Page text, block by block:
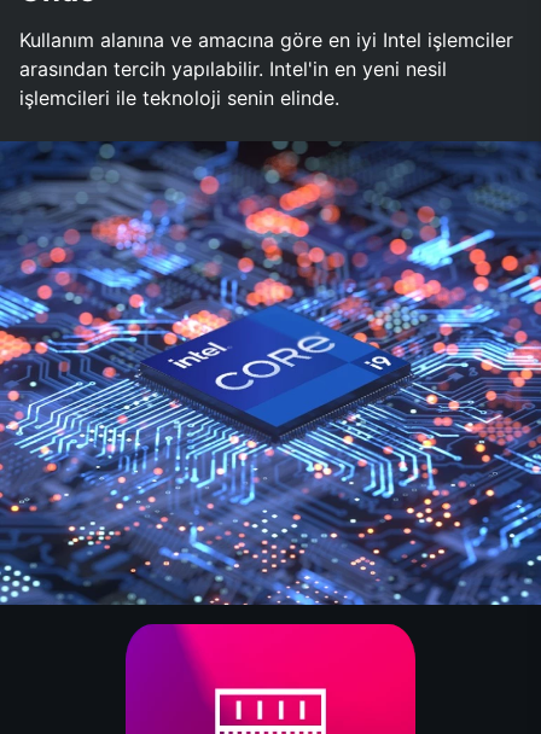
Kullanım alanına ve amacına göre en iyi Intel işlemciler
arasından tercih yapılabilir. Intel'in en yeni nesil
işlemcileri ile teknoloji senin elinde.